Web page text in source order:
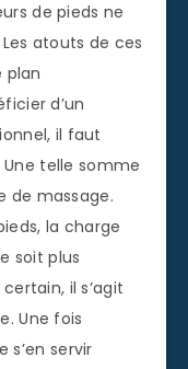
de pieds ne
atouts de ces
plan
d’un
il faut
telle somme
de massage.
la charge
soit plus
il s’agit
Une fois
s’en servir